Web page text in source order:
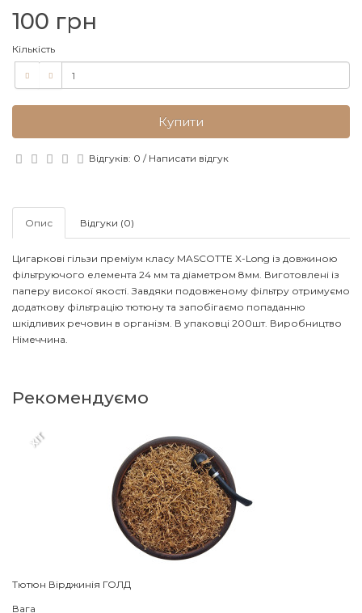
100 грн
Кількість
Купити
Відгуків: 0 / Написати відгук
Опис Відгуки (0)
Цигаркові гільзи преміум класу MASCOTTE X-Long із довжиною
фільтруючого елемента 24 мм та діаметром 8мм. Виготовлені із
паперу високої якості. Завдяки подовженому фільтру отримуємо
додаткову фільтрацію тютюну та запобігаємо попаданню
шкідливих речовин в організм. В упаковці 200шт. Виробництво
Німеччина.
Рекомендуємо
Тютюн Вірджинія ГОЛД
XIT
Вага